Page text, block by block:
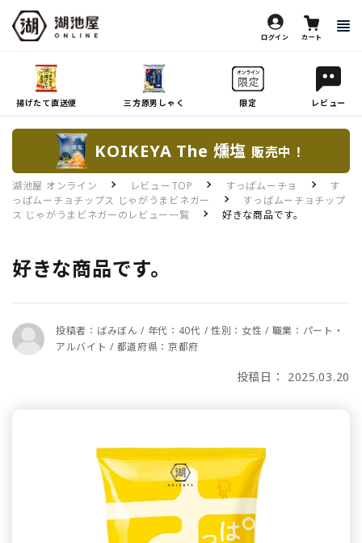
ログイン カート
揚げたて直送便 三方原男しゃく 限定 レビュー
KOIKEYA The 燻塩 販売中！
湖池屋 オンライン レビューTOP すっぱムーチョ
す
っぱムーチョチップス じゃがうまビネガー
すっぱムーチョチップ
ス じゃがうまビネガーのレビュー一覧
好きな商品です。
好きな商品です。
投稿者：ばみぼん / 年代：40代 / 性別：女性 / 職業：パート・
アルバイト / 都道府県：京都府
投稿日： 2025.03.20